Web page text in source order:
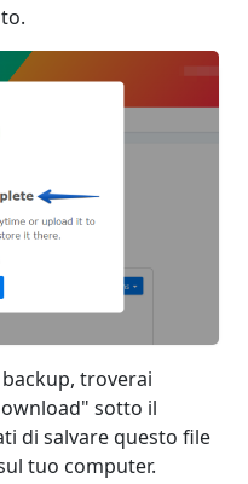
troverai
sotto il
di salvare questo file
tuo computer.